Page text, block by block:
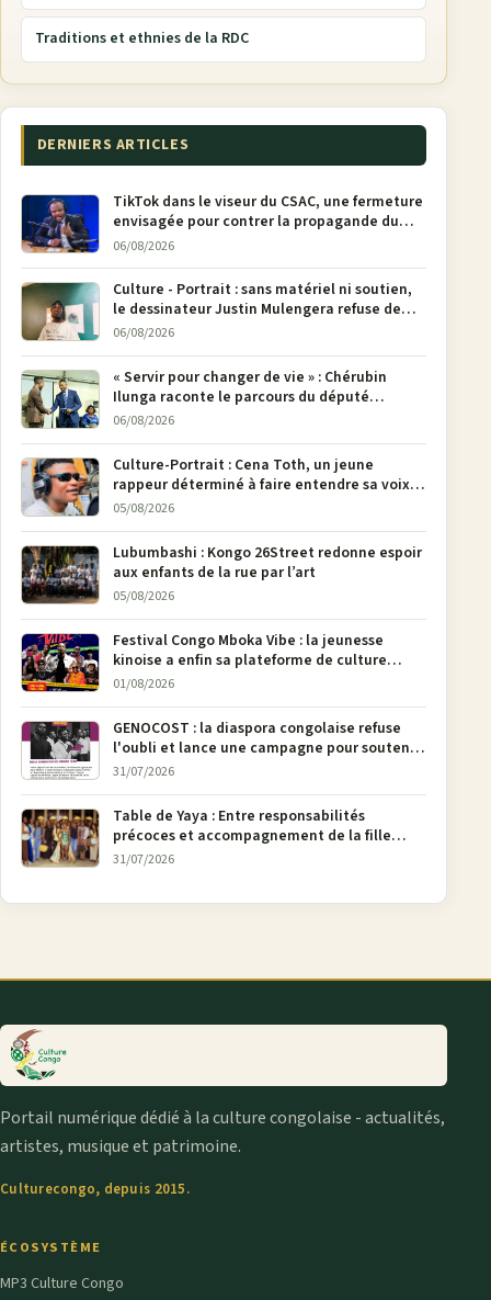
Traditions et ethnies de la RDC
DERNIERS ARTICLES
TikTok dans le viseur du CSAC, une fermeture
envisagée pour contrer la propagande du
M23
06/08/2026
Culture - Portrait : sans matériel ni soutien,
le dessinateur Justin Mulengera refuse de
poser son crayon
06/08/2026
« Servir pour changer de vie » : Chérubin
Ilunga raconte le parcours du député
national Jethro Muyombi Tshimbu en 137
06/08/2026
Culture-Portrait : Cena Toth, un jeune
rappeur déterminé à faire entendre sa voix à
Bunia
05/08/2026
Lubumbashi : Kongo 26Street redonne espoir
aux enfants de la rue par l’art
05/08/2026
Festival Congo Mboka Vibe : la jeunesse
kinoise a enfin sa plateforme de culture
urbaine
01/08/2026
GENOCOST : la diaspora congolaise refuse
l'oubli et lance une campagne pour soutenir
la pétition FONAREV depuis Bruxelles
31/07/2026
Table de Yaya : Entre responsabilités
précoces et accompagnement de la fille
aînée, la diaspora en débat
31/07/2026
Portail numérique dédié à la culture congolaise - actualités,
artistes, musique et patrimoine.
Culturecongo, depuis 2015.
ÉCOSYSTÈME
MP3 Culture Congo